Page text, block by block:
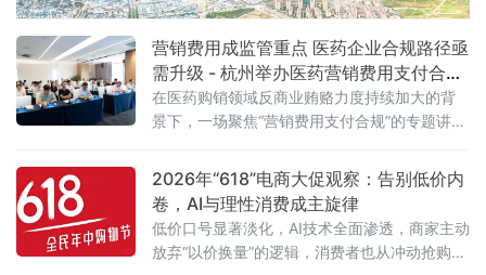
营销费用成监管重点 医药企业合规路径亟
需升级 - 杭州举办医药营销费用支付合规
专题讲座
在医药购销领域反商业贿赂力度持续加大的背
景下，一场聚焦“营销费用支付合规”的专题讲座
及合规服务等产业链各环节的50余位企业代
表，围绕两高最新司法解释及行业纠风工作要
求，深入探讨合规经营与风险防控的实践路
径。6月5日，由杭州金华商会食品药品分会主
办、药闻天下与和泽医药承办的“医药企业营销
2026年“618”电商大促观察：告别低价内
卷，AI与理性消费成主旋律
低价口号显著淡化，AI技术全面渗透，商家主动
放弃“以价换量”的逻辑，消费者也从冲动抢购转